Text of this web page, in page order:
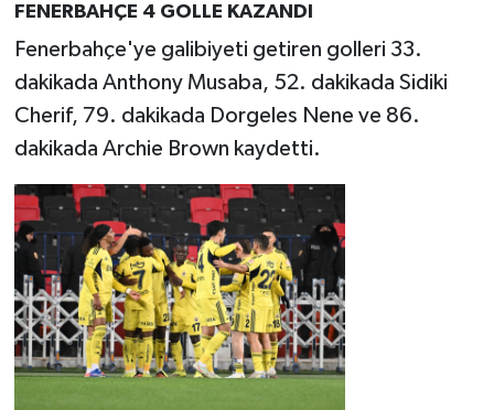
FENERBAHÇE 4 GOLLE KAZANDI
Fenerbahçe'ye galibiyeti getiren golleri 33.
dakikada Anthony Musaba, 52. dakikada Sidiki
Cherif, 79. dakikada Dorgeles Nene ve 86.
dakikada Archie Brown kaydetti.